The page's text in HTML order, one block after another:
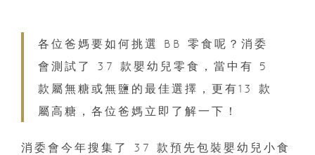
各位爸媽要如何挑選 BB 零食呢？消委
會測試了 37 款嬰幼兒零食，當中有 5
款屬無糖或無鹽的最佳選擇，更有13 款
屬高糖，各位爸媽立即了解一下！
消委會今年搜集了 37 款預先包裝嬰幼兒小食